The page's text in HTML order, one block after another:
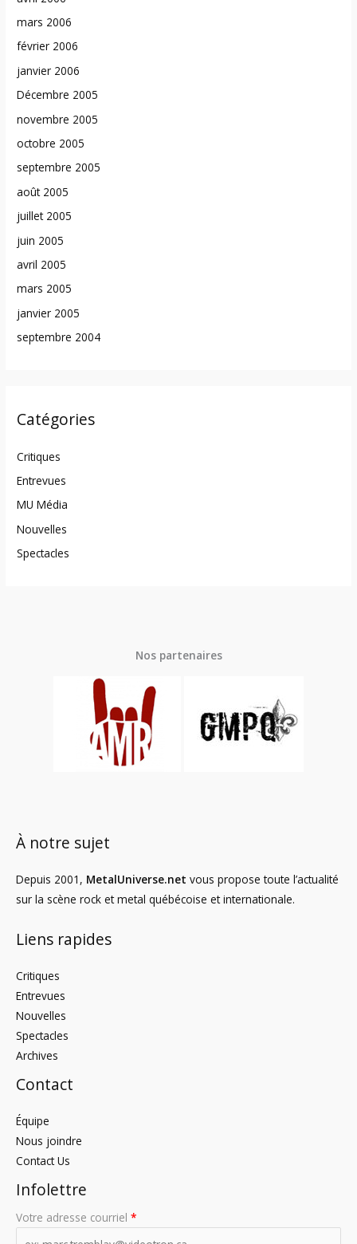
mars 2006
février 2006
janvier 2006
Décembre 2005
novembre 2005
octobre 2005
septembre 2005
août 2005
juillet 2005
juin 2005
avril 2005
mars 2005
janvier 2005
septembre 2004
Catégories
Critiques
Entrevues
MU Média
Nouvelles
Spectacles
Nos partenaires
À notre sujet
Depuis 2001, MetalUniverse.net vous propose toute l’actualité
sur la scène rock et metal québécoise et internationale.
Liens rapides
Critiques
Entrevues
Nouvelles
Spectacles
Archives
Contact
Équipe
Nous joindre
Contact Us
Infolettre
Votre adresse courriel *